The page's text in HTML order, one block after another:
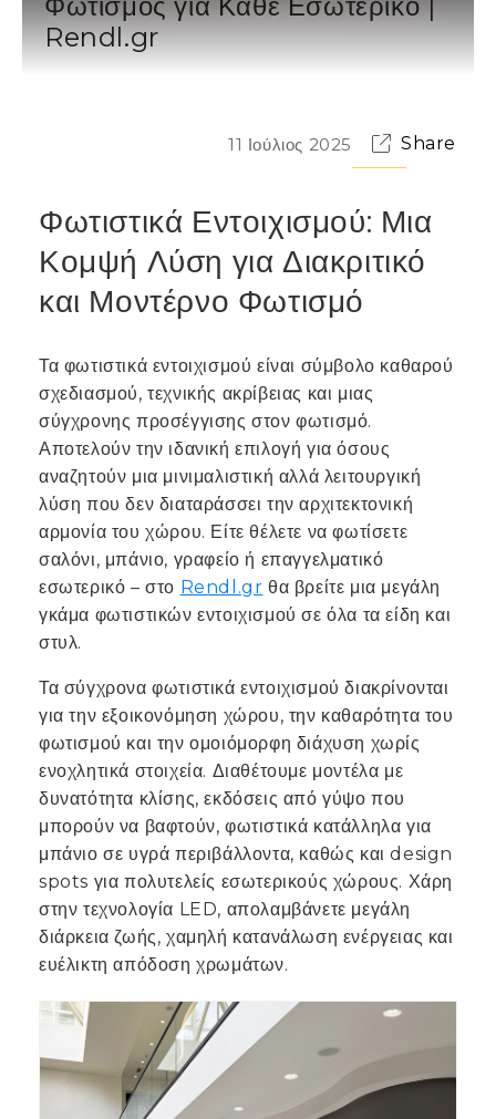
Rendl.gr
11 Ιούλιος 2025 Share
Φωτιστικά Εντοιχισμού: Μια
Κομψή Λύση για Διακριτικό
και Μοντέρνο Φωτισμό
Τα φωτιστικά εντοιχισμού είναι σύμβολο καθαρού
σχεδιασμού, τεχνικής ακρίβειας και μιας
σύγχρονης προσέγγισης στον φωτισμό.
Αποτελούν την ιδανική επιλογή για όσους
αναζητούν μια μινιμαλιστική αλλά λειτουργική
λύση που δεν διαταράσσει την αρχιτεκτονική
αρμονία του χώρου. Είτε θέλετε να φωτίσετε
σαλόνι, μπάνιο, γραφείο ή επαγγελματικό
εσωτερικό – στο Rendl.gr θα βρείτε μια μεγάλη
γκάμα φωτιστικών εντοιχισμού σε όλα τα είδη και
στυλ.
Τα σύγχρονα φωτιστικά εντοιχισμού διακρίνονται
για την εξοικονόμηση χώρου, την καθαρότητα του
φωτισμού και την ομοιόμορφη διάχυση χωρίς
ενοχλητικά στοιχεία. Διαθέτουμε μοντέλα με
δυνατότητα κλίσης, εκδόσεις από γύψο που
μπορούν να βαφτούν, φωτιστικά κατάλληλα για
μπάνιο σε υγρά περιβάλλοντα, καθώς και design
spots για πολυτελείς εσωτερικούς χώρους. Χάρη
στην τεχνολογία LED, απολαμβάνετε μεγάλη
διάρκεια ζωής, χαμηλή κατανάλωση ενέργειας και
ευέλικτη απόδοση χρωμάτων.